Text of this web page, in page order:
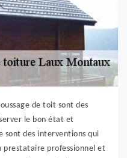
de toit sont des
le bon état et
sont des interventions qui
prestataire professionnel et